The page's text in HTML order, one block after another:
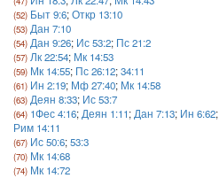
Быт 9:6;Откр 13:10
Дан 7:10
Дан 9:26; Ис 53:2; Пс 21:2
Лк 22:54; Мк 14:53
Мк 14:55; Пс 26:12;34:11
Ин 2:19; Мф 27:40; Мк 14:58
Деян 8:33; Ис 53:7
1Фес 4:16; Деян 1:11; Дан 7:13; Ин 6:62;
Рим 14:11
Ис 50:6;53:3
Мк 14:68
Мк 14:72